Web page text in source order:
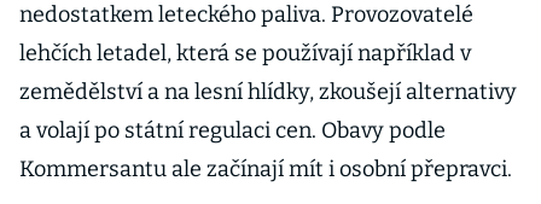
nedostatkem leteckého paliva. Provozovatelé
lehčích letadel, která se používají například v
zemědělství a na lesní hlídky, zkoušejí alternativy
a volají po státní regulaci cen. Obavy podle
Kommersantu ale začínají mít i osobní přepravci.